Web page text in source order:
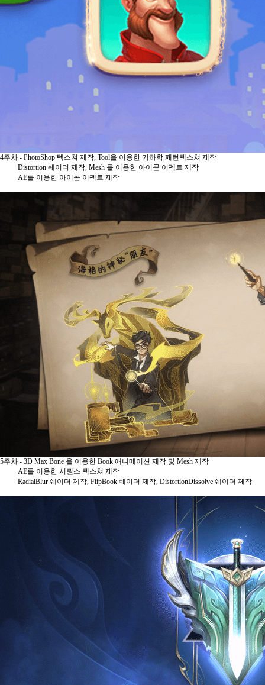
4주차 - PhotoShop 텍스쳐 제작, Tool을 이용한 기하학 패턴텍스쳐 제작
Distortion 쉐이더 제작, Mesh 를 이용한 아이콘 이펙트 제작
AE를 이용한 아이콘 이펙트 제작
5주차 - 3D Max Bone 을 이용한 Book 애니메이션 제작 및 Mesh 제작
AE를 이용한 시퀀스 텍스쳐 제작
RadialBlur 쉐이더 제작, FlipBook 쉐이더 제작, DistortionDissolve 쉐이더 제작